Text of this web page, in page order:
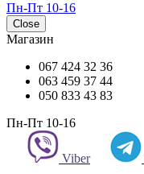
Пн-Пт 10-16
Close
Магазин
067 424 32 36
063 459 37 44
050 833 43 83
Пн-Пт 10-16
Viber